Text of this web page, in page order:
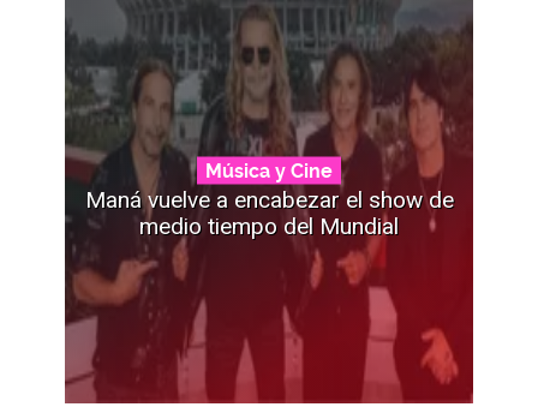
Música y Cine
Maná vuelve a encabezar el show de
medio tiempo del Mundial